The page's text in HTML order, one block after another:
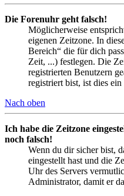
Die Forenuhr geht falsch!
Möglicherweise
eigenen Zeitzone. In
Bereich“ die für dich
Zeit, ...) festlegen. Die
registrierten Benutzern
registriert bist, ist dies
Nach oben
Ich habe die Zeitzone
noch falsch!
Wenn du dir sicher bist,
eingestellt hast und die
Uhr des Servers
Administrator, damit er